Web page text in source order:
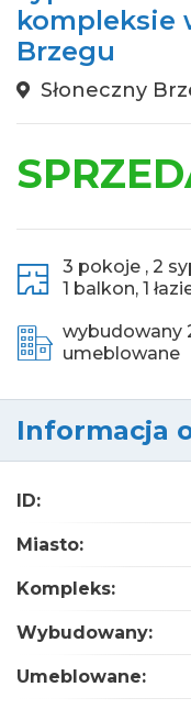
kompleksie
Brzegu
Słoneczny
3 pokoje , 2
1 balkon, 1
wybudowany
umeblowane
Informacja
ID:
Miasto:
Kompleks:
Wybudowany:
Umeblowane: